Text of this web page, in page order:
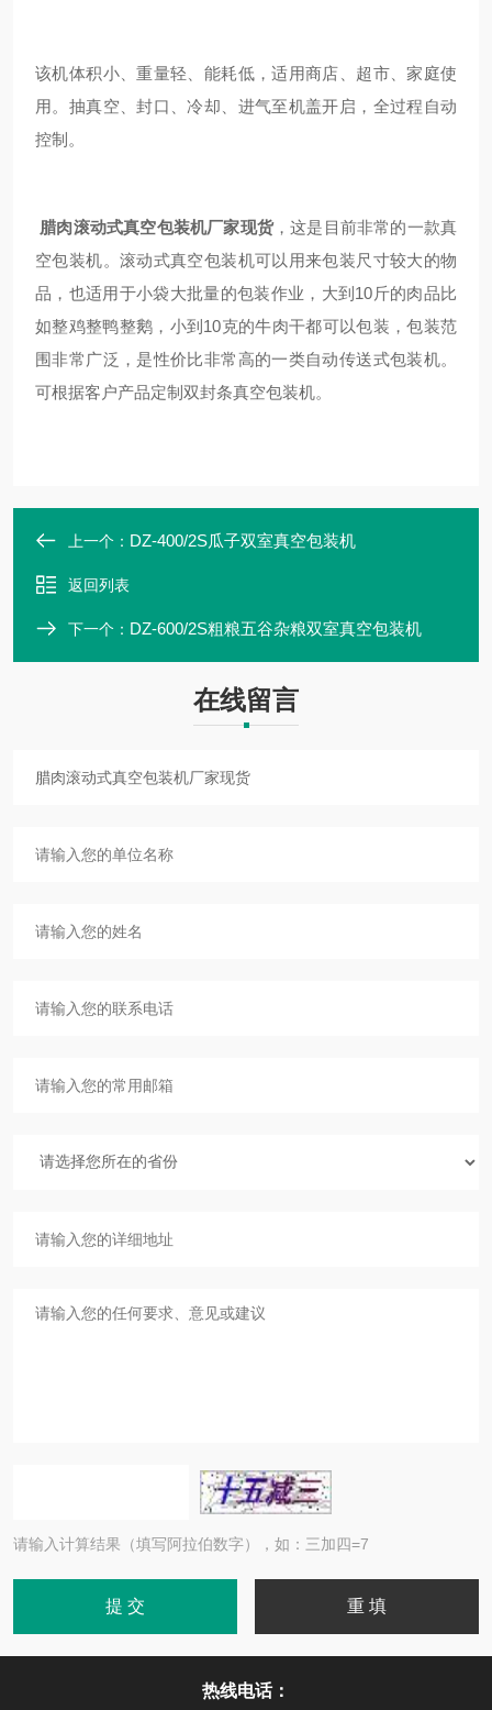
该机体积小、重量轻、能耗低，适用商店、超市、家庭使
用。抽真空、封口、冷却、进气至机盖开启，全过程自动
控制。
腊肉滚动式真空包装机厂家现货，这是目前非常的一款真
空包装机。滚动式真空包装机可以用来包装尺寸较大的物
品，也适用于小袋大批量的包装作业，大到10斤的肉品比
如整鸡整鸭整鹅，小到10克的牛肉干都可以包装，包装范
围非常广泛，是性价比非常高的一类自动传送式包装机。
可根据客户产品定制双封条真空包装机。
上一个： DZ-400/2S瓜子双室真空包装机
返回列表
下一个： DZ-600/2S粗粮五谷杂粮双室真空包装机
在线留言
请输入计算结果（填写阿拉伯数字），如：三加四=7
热线电话：